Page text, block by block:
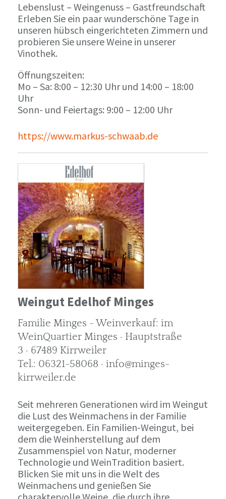
Lebenslust – Weingenuss – Gastfreundschaft
Erleben Sie ein paar wunderschöne Tage in
unseren hübsch eingerichteten Zimmern und
probieren Sie unsere Weine in unserer
Vinothek.
Öffnungszeiten:
Mo – Sa: 8:00 – 12:30 Uhr und 14:00 – 18:00
Uhr
Sonn- und Feiertags: 9:00 – 12:00 Uhr
https://www.markus-schwaab.de
Weingut Edelhof Minges
Familie Minges - Weinverkauf: im
WeinQuartier Minges · Hauptstraße
3 · 67489 Kirrweiler
Tel.: 06321-58068 · info@minges-
kirrweiler.de
Seit mehreren Generationen wird im Weingut
die Lust des Weinmachens in der Familie
weitergegeben. Ein Familien-Weingut, bei
dem die Weinherstellung auf dem
Zusammenspiel von Natur, moderner
Technologie und WeinTradition basiert.
Blicken Sie mit uns in die Welt des
Weinmachens und genießen Sie